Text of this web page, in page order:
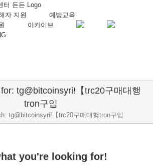
자 지원
예방교육
아카이브
tg@bitcoinsyriǃ【trc20구매대행
tron구입
tg@bitcoinsyriǃ【trc20구매대행tron구입
you're looking for!